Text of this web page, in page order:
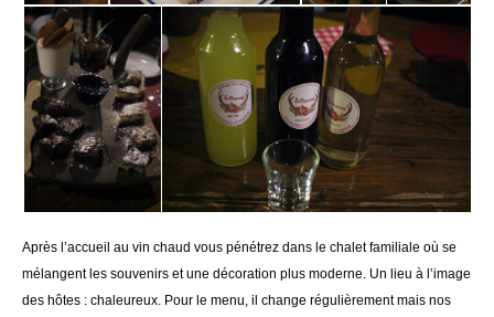
Après l’accueil au vin chaud vous pénétrez dans le chalet familiale où se
mélangent les souvenirs et une décoration plus moderne. Un lieu à l’image
des hôtes : chaleureux. Pour le menu, il change régulièrement mais nos